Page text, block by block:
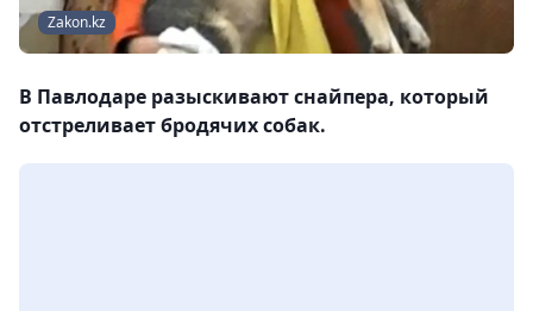
Zakon.kz
В Павлодаре разыскивают снайпера, который
отстреливает бродячих собак.